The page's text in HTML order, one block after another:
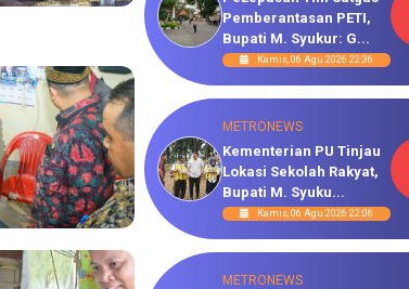
Pemberantasan PETI,
Bupati M. Syukur: G...
Kamis, 06 Agu 2026 22:36
METRONEWS
Kementerian PU Tinjau
Lokasi Sekolah Rakyat,
Bupati M. Syuku...
Kamis, 06 Agu 2026 22:06
METRONEWS